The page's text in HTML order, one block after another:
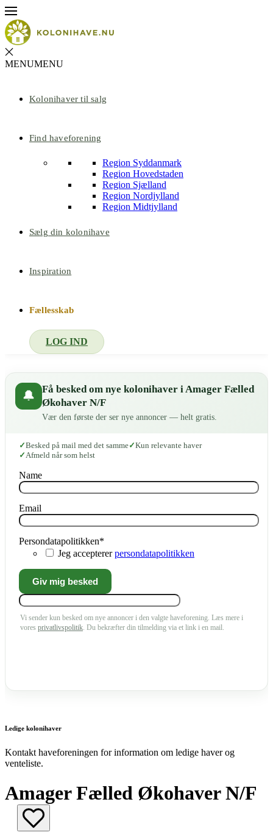
MENUMENU
Kolonihaver til salg
Find haveforening
Region Syddanmark
Region Hovedstaden
Region Sjælland
Region Nordjylland
Region Midtjylland
Sælg din kolonihave
Inspiration
Fællesskab
LOG IND
🔔
Få besked om nye kolonihaver i Amager Fælled
Økohaver N/F
Vær den første der ser nye annoncer — helt gratis.
Besked på mail med det samme
Kun relevante haver
Afmeld når som helst
Name
Email
Persondatapolitikken*
Jeg acceptererpersondatapolitikken
Vi sender kun besked om nye annoncer i den valgte haveforening. Læs mere i
vores privatlivspolitik. Du bekræfter din tilmelding via et link i en mail.
Ledige kolonihaver
Kontakt haveforeningen for information om ledige haver og
venteliste.
Amager Fælled Økohaver N/F